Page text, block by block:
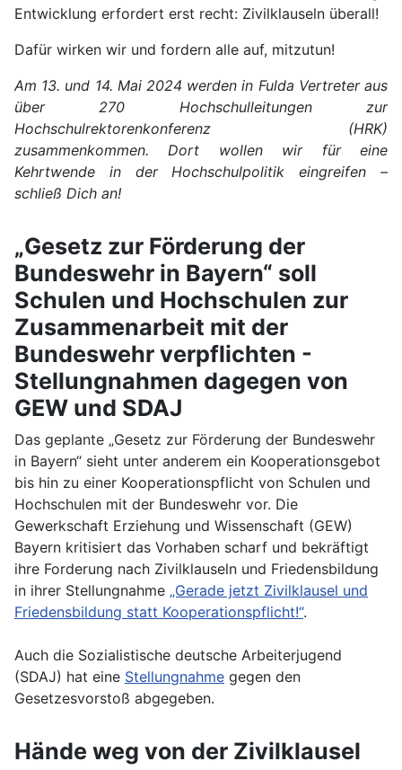
Entwicklung erfordert erst recht: Zivilklauseln überall!
Dafür wirken wir und fordern alle auf, mitzutun!
Am 13. und 14. Mai 2024 werden in Fulda Vertreter aus
über 270 Hochschulleitungen zur
Hochschulrektorenkonferenz (HRK)
zusammenkommen. Dort wollen wir für eine
Kehrtwende in der Hochschulpolitik eingreifen –
schließ Dich an!
„Gesetz zur Förderung der
Bundeswehr in Bayern“ soll
Schulen und Hochschulen zur
Zusammenarbeit mit der
Bundeswehr verpflichten -
Stellungnahmen dagegen von
GEW und SDAJ
Das geplante „Gesetz zur Förderung der Bundeswehr
in Bayern“ sieht unter anderem ein Kooperationsgebot
bis hin zu einer Kooperationspflicht von Schulen und
Hochschulen mit der Bundeswehr vor. Die
Gewerkschaft Erziehung und Wissenschaft (GEW)
Bayern kritisiert das Vorhaben scharf und bekräftigt
ihre Forderung nach Zivilklauseln und Friedensbildung
in ihrer Stellungnahme „Gerade jetzt Zivilklausel und
Friedensbildung statt Kooperationspflicht!“.
Auch die Sozialistische deutsche Arbeiterjugend
(SDAJ) hat eine Stellungnahme gegen den
Gesetzesvorstoß abgegeben.
Hände weg von der Zivilklausel